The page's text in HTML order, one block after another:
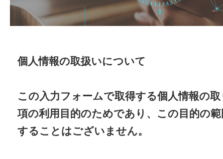
個人情報の取扱いについて
この入力フォームで取得する個人情報の
項の利用目的のためであり、この目的の
することはございません。